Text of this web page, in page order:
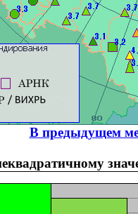
В предыдущем